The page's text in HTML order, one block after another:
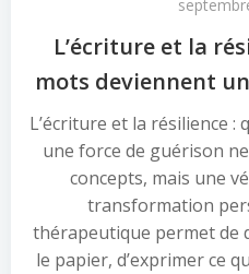
L’écriture et la
mots deviennent
L’écriture et la résilience
une force de guérison
concepts, mais une
transformation
thérapeutique permet de
le papier, d’exprimer ce